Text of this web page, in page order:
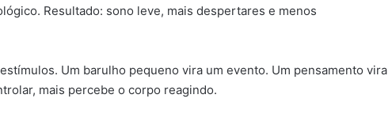
Resultado: sono leve, mais despertares e menos
Um barulho pequeno vira um evento. Um pensamento vira
mais percebe o corpo reagindo.